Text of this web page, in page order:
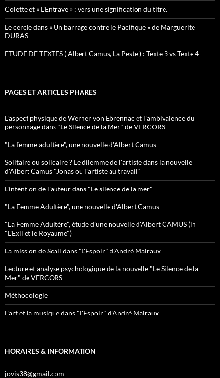
Colette et « L’Entrave » : vers une signification du titre.
Le cercle dans « Un barrage contre le Pacifique » de Marguerite
DURAS
ETUDE DE TEXTES ( Albert Camus, La Peste ) : Texte 3 vs Texte 4
PAGES ET ARTICLES PHARES
L'aspect physique de Werner von Ebrennac et l'ambivalence du
personnage dans "Le Silence de la Mer" de VERCORS
"La femme adultère", une nouvelle d'Albert Camus
Solitaire ou solidaire ? Le dilemme de l'artiste dans la nouvelle
d'Albert Camus "Jonas ou l'artiste au travail"
L'intention de l'auteur dans "Le silence de la mer"
"La Femme Adultère", une nouvelle d'Albert Camus
"La Femme Adultère", étude d'une nouvelle d'Albert CAMUS (in
"L'Exil et le Royaume")
La mission de Scali dans "L'Espoir" d'André Malraux
Lecture et analyse psychologique de la nouvelle "Le Silence de la
Mer" de VERCORS
Méthodologie
L'art et la musique dans "L'Espoir" d'André Malraux
HORAIRES & INFORMATION
jovis38@gmail.com